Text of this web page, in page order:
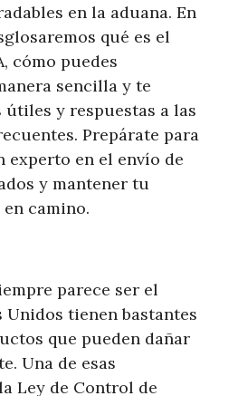
en la aduana. En
qué es el
cómo puedes
sencilla y te
y respuestas a las
Prepárate para
experto en el envío de
y mantener tu
camino.
parece ser el
Unidos tienen bastantes
que pueden dañar
Una de esas
Ley de Control de